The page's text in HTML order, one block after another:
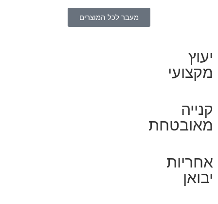
מעבר לכל המוצרים
יעוץ
מקצועי
קנייה
מאובטחת
אחריות
יבואן